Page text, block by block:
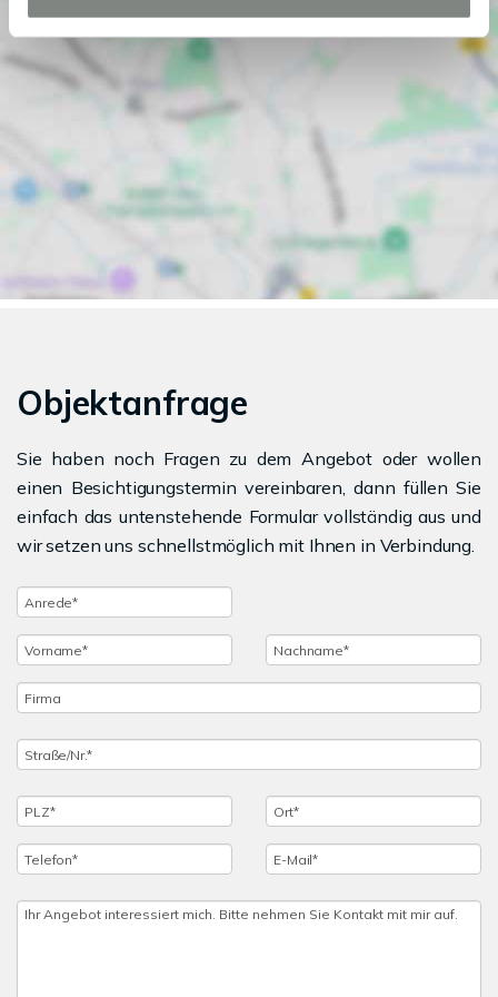
Objektanfrage
Sie haben noch Fragen zu dem Angebot oder wollen
einen Besichtigungstermin vereinbaren, dann füllen Sie
einfach das untenstehende Formular vollständig aus und
wir setzen uns schnellstmöglich mit Ihnen in Verbindung.